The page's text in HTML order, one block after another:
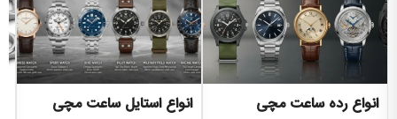
انواع رده ساعت مچی انواع استایل ساعت مچی